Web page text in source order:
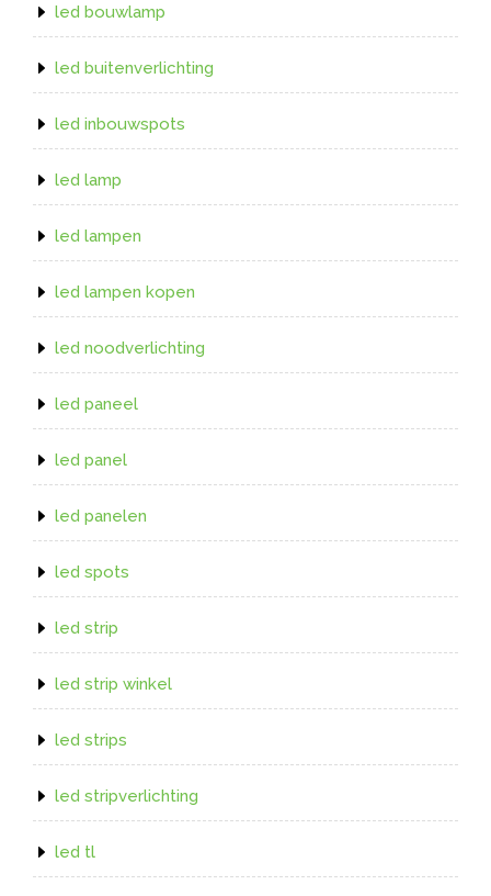
led bouwlamp
led buitenverlichting
led inbouwspots
led lamp
led lampen
led lampen kopen
led noodverlichting
led paneel
led panel
led panelen
led spots
led strip
led strip winkel
led strips
led stripverlichting
led tl